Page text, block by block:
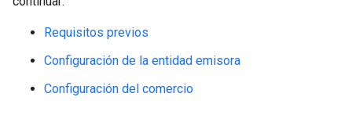
Requisitos previos
Configuración de la entidad emisora
Configuración del comercio